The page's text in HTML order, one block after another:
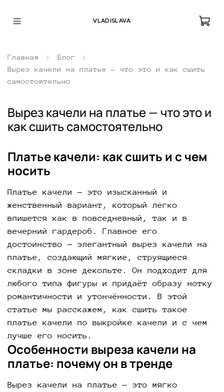
VLADISLAVA
Главная
Блог
Вырез качели на платье — что это и как сшить
самостоятельно
Вырез качели на платье — что это и
как сшить самостоятельно
Платье качели: как сшить и с чем
носить
Платье качели — это изысканный и
женственный вариант, который легко
впишется как в повседневный, так и в
вечерний гардероб. Главное его
достоинство — элегантный вырез качели на
платье, создающий мягкие, струящиеся
складки в зоне декольте. Он подходит для
любого типа фигуры и придаёт образу нотку
романтичности и утончённости. В этой
статье мы расскажем, как сшить такое
платье качели по выкройке качели и с чем
лучше его носить.
Особенности выреза качели на
платье: почему он в тренде
Вырез качели на платье — это мягко